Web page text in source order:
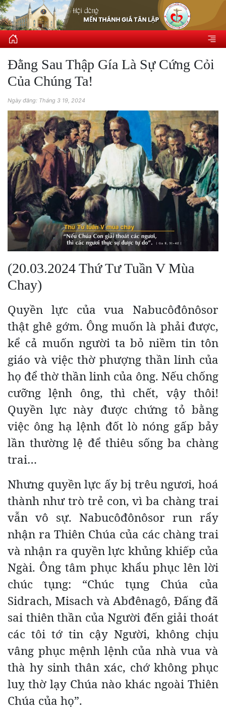
Đằng Sau Thập Gía Là Sự Cứng Cỏi
Của Chúng Ta!
Ngày đăng: Tháng 3 19, 2024
(20.03.2024 Thứ Tư Tuần V Mùa
Chay)
Quyền lực của vua Nabucôđônôsor
thật ghê gớm. Ông muốn là phải được,
kể cả muốn người ta bỏ niềm tin tôn
giáo và việc thờ phượng thần linh của
họ để thờ thần linh của ông. Nếu chống
cưỡng lệnh ông, thì chết, vậy thôi!
Quyền lực này được chứng tỏ bằng
việc ông hạ lệnh đốt lò nóng gấp bảy
lần thường lệ để thiêu sống ba chàng
trai…
Nhưng quyền lực ấy bị trêu ngươi, hoá
thành như trò trẻ con, vì ba chàng trai
vẫn vô sự. Nabucôđônôsor run rẩy
nhận ra Thiên Chúa của các chàng trai
và nhận ra quyền lực khủng khiếp của
Ngài. Ông tâm phục khẩu phục lên lời
chúc tụng: “Chúc tụng Chúa của
Sidrach, Misach và Abđênagô, Ðấng đã
sai thiên thần của Người đến giải thoát
các tôi tớ tin cậy Người, không chịu
vâng phục mệnh lệnh của nhà vua và
thà hy sinh thân xác, chớ không phục
luỵ thờ lạy Chúa nào khác ngoài Thiên
Chúa của họ”.